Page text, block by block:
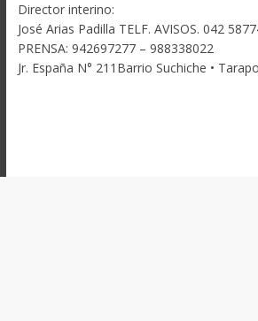
Director interino:
José Arias Padilla TELF. AVISOS. 042
PRENSA: 942697277 – 988338022
Jr. España N° 211Barrio Suchiche •